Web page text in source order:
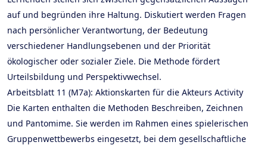
auf und begründen ihre Haltung. Diskutiert werden Fragen
nach persönlicher Verantwortung, der Bedeutung
verschiedener Handlungsebenen und der Priorität
ökologischer oder sozialer Ziele. Die Methode fördert
Urteilsbildung und Perspektivwechsel.
Arbeitsblatt 11 (M7a): Aktionskarten für die Akteurs Activity
Die Karten enthalten die Methoden Beschreiben, Zeichnen
und Pantomime. Sie werden im Rahmen eines spielerischen
Gruppenwettbewerbs eingesetzt, bei dem gesellschaftliche